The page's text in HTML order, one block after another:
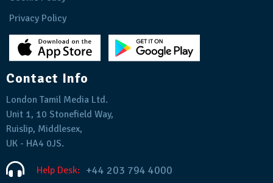
Privacy Policy
Contact Info
London Tamil Media Ltd.
Unit 1, 10 Stonefield Way,
Ruislip, Middlesex,
UK - HA4 0JS.
Help Desk: +44 203 794 4000